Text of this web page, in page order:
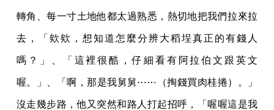
轉角、每一寸土地他都太過熟悉，熱切地把我們拉來拉
去，「欸欸，想知道怎麼分辨大稻埕真正的有錢人
嗎？」、「這裡很酷，仔細看有阿拉伯文跟英文
喔。」、「啊，那是我舅舅⋯⋯（掏錢買肉桂捲）。」
沒走幾步路，他又突然和路人打起招呼，「喔喔這是我